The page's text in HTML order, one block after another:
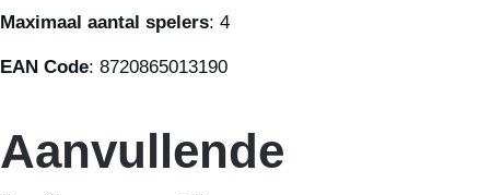
Maximaal aantal spelers: 4
EAN Code: 8720865013190
Aanvullende